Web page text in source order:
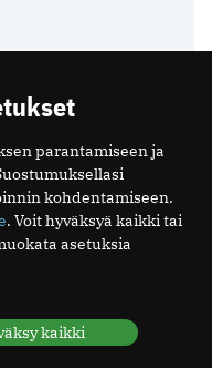
vaikuttavat?
yleensä
parantamiseen ja
kohdentamiseen.
. Voit hyväksyä kaikki tai
asetuksia
kaikki